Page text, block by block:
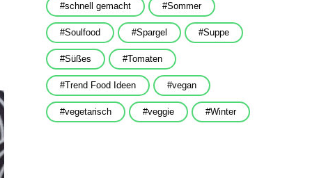
schnell gemacht Sommer
Soulfood Spargel Suppe
Süßes Tomaten
Trend Food Ideen vegan
vegetarisch veggie Winter